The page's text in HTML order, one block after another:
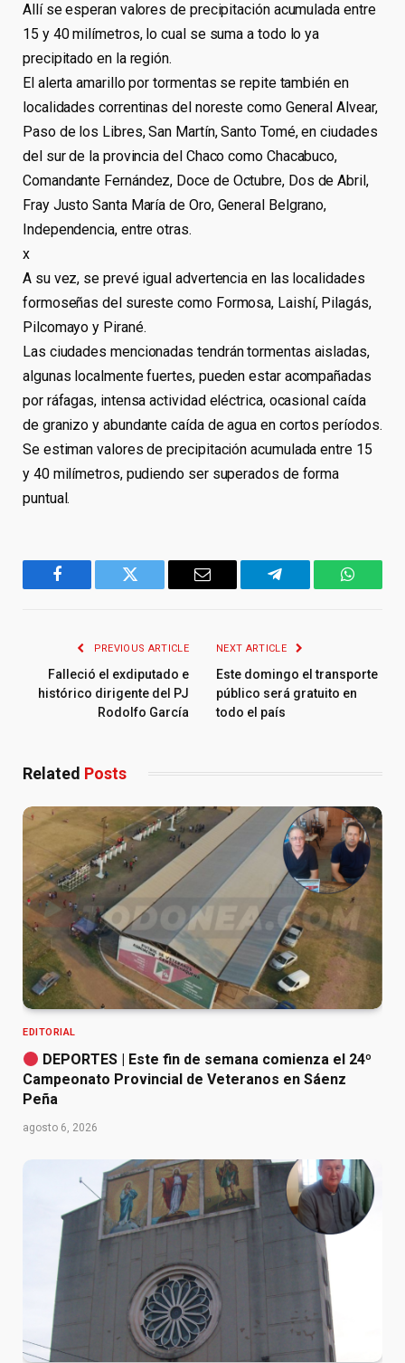
Allí se esperan valores de precipitación acumulada entre
15 y 40 milímetros, lo cual se suma a todo lo ya
precipitado en la región.
El alerta amarillo por tormentas se repite también en
localidades correntinas del noreste como General Alvear,
Paso de los Libres, San Martín, Santo Tomé, en ciudades
del sur de la provincia del Chaco como Chacabuco,
Comandante Fernández, Doce de Octubre, Dos de Abril,
Fray Justo Santa María de Oro, General Belgrano,
Independencia, entre otras.
x
A su vez, se prevé igual advertencia en las localidades
formoseñas del sureste como Formosa, Laishí, Pilagás,
Pilcomayo y Pirané.
Las ciudades mencionadas tendrán tormentas aisladas,
algunas localmente fuertes, pueden estar acompañadas
por ráfagas, intensa actividad eléctrica, ocasional caída
de granizo y abundante caída de agua en cortos períodos.
Se estiman valores de precipitación acumulada entre 15
y 40 milímetros, pudiendo ser superados de forma
puntual.
Facebook Twitter Email Telegram
PREVIOUS ARTICLE
Falleció el exdiputado e
histórico dirigente del PJ
Rodolfo García
NEXT ARTICLE
Este domingo el transporte
público será gratuito en
todo el país
Related Posts
EDITORIAL
DEPORTES | Este fin de semana comienza el 24º
Campeonato Provincial de Veteranos en Sáenz
Peña
agosto 6, 2026